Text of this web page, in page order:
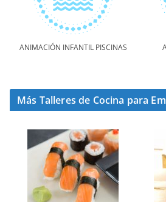
ANIMACIÓN INFANTIL PISCINAS
Más Talleres de Cocina para